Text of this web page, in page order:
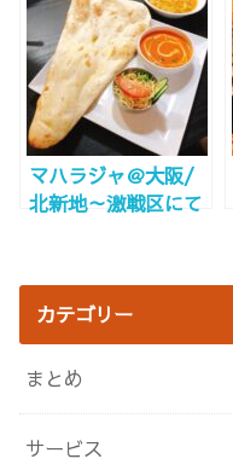
マハラジャ＠大阪/
北新地～激戦区にて
カテゴリー
まとめ
サービス